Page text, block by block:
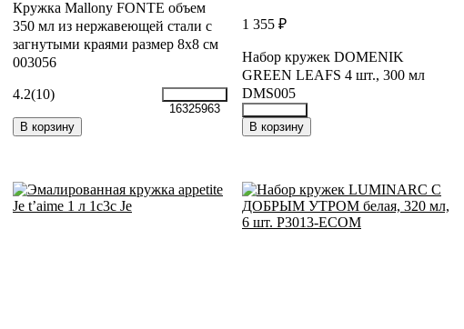
Кружка Mallony FONTE объем
350 мл из нержавеющей стали с
загнутыми краями размер 8x8 см
003056
4.2(10)
16325963
В корзину
1 355 ₽
Набор кружек DOMENIK
GREEN LEAFS 4 шт., 300 мл
DMS005
34140187
В корзину